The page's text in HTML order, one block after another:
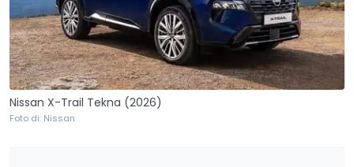
Nissan X-Trail Tekna (2026)
Foto di: Nissan